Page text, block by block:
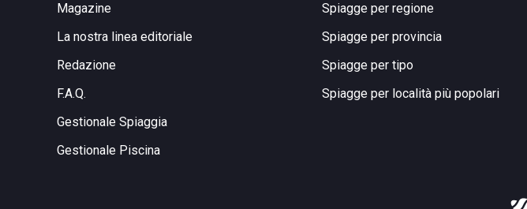
Magazine
La nostra linea editoriale
Redazione
F.A.Q.
Gestionale Spiaggia
Gestionale Piscina
Spiagge per regione
Spiagge per provincia
Spiagge per tipo
Spiagge per località più popolari